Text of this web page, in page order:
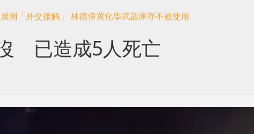
開「外交接觸」 林德偉冀化學武器庫存不被使用
已造成5人死亡